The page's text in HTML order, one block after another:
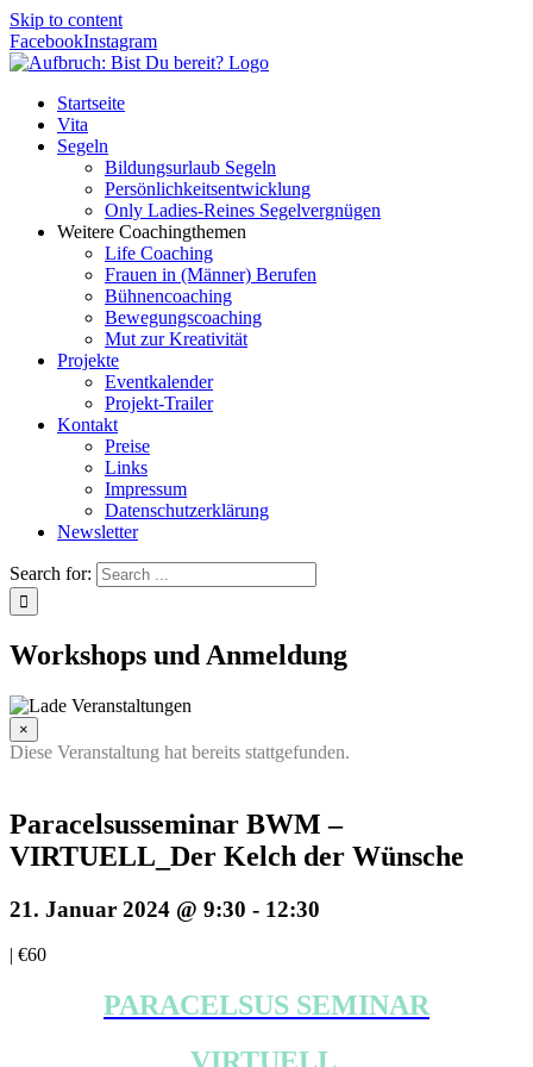
Skip to content
FacebookInstagram
Startseite
Vita
Segeln
Bildungsurlaub Segeln
Persönlichkeitsentwicklung
Only Ladies-Reines Segelvergnügen
Weitere Coachingthemen
Life Coaching
Frauen in (Männer) Berufen
Bühnencoaching
Bewegungscoaching
Mut zur Kreativität
Projekte
Eventkalender
Projekt-Trailer
Kontakt
Preise
Links
Impressum
Datenschutzerklärung
Newsletter
Search for:
Workshops und Anmeldung
×
Diese Veranstaltung hat bereits stattgefunden.
Paracelsusseminar BWM –
VIRTUELL_Der Kelch der Wünsche
21. Januar 2024 @ 9:30 - 12:30
| €60
PARACELSUS SEMINAR